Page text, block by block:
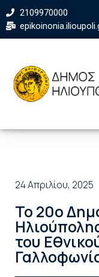
2109970000
24 Απριλίου, 2025
Το 20ο
του